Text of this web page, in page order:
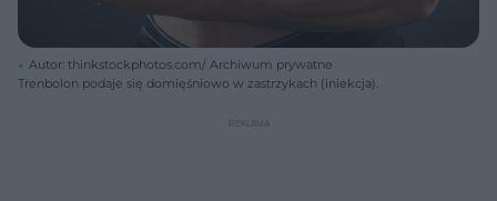
Autor: thinkstockphotos.com/ Archiwum prywatne
Trenbolon podaje się domięśniowo w zastrzykach (iniekcja).